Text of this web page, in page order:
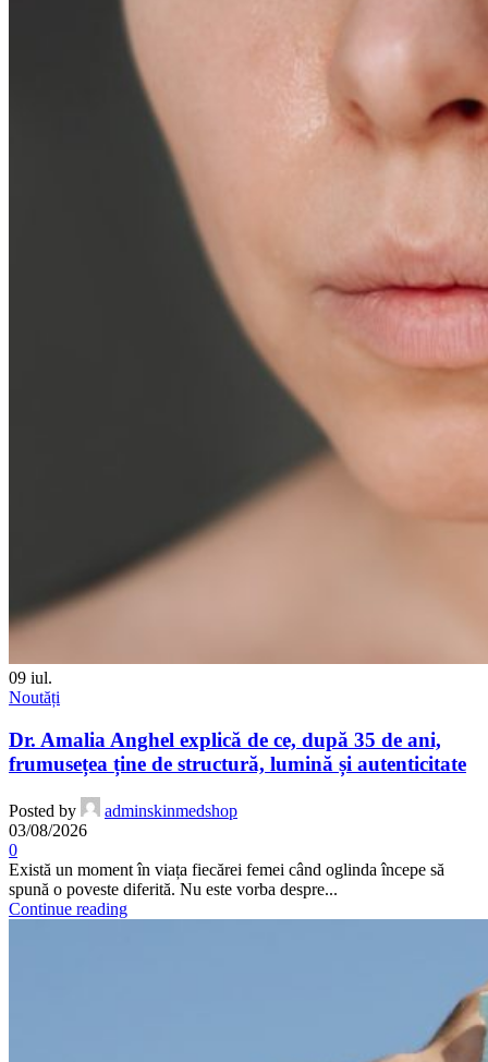
09 iul.
Noutăți
Dr. Amalia Anghel explică de ce, după 35 de ani,
frumusețea ține de structură, lumină și autenticitate
Posted by
adminskinmedshop
03/08/2026
0
Există un moment în viața fiecărei femei când oglinda începe să
spună o poveste diferită. Nu este vorba despre...
Continue reading